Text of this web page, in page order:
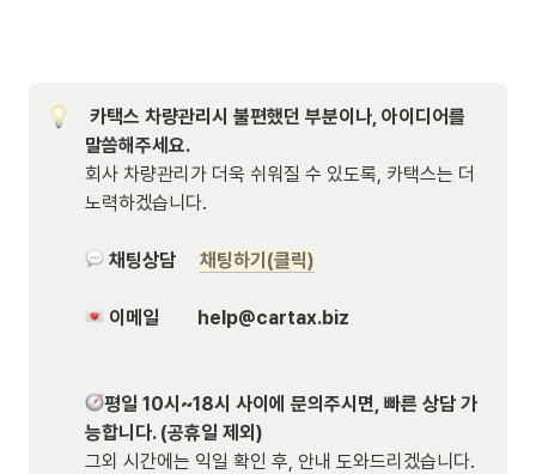
회사 차량관리가 더욱 쉬워질 수 있도록, 카택스는 더
노력하겠습니다.
채팅상담 채팅하기(클릭)
이메일 help@cartax.biz
평일 10시~18시 사이에 문의주시면, 빠른 상담 가
능합니다. (공휴일 제외)
그외 시간에는 익일 확인 후, 안내 도와드리겠습니다.